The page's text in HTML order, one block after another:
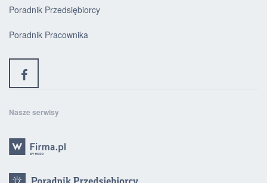
Poradnik Przedsiębiorcy
Poradnik Pracownika
Nasze serwisy